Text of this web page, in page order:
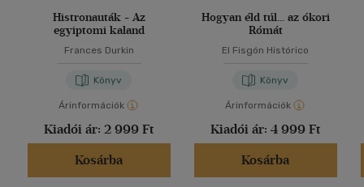
Histronauták - Az
egyiptomi kaland
Frances Durkin
Könyv
Árinformációk
Kiadói ár: 2 999 Ft
Kosárba
Hogyan éld túl... az ókori
Rómát
El Fisgón Histórico
Könyv
Árinformációk
Kiadói ár: 4 999 Ft
Kosárba